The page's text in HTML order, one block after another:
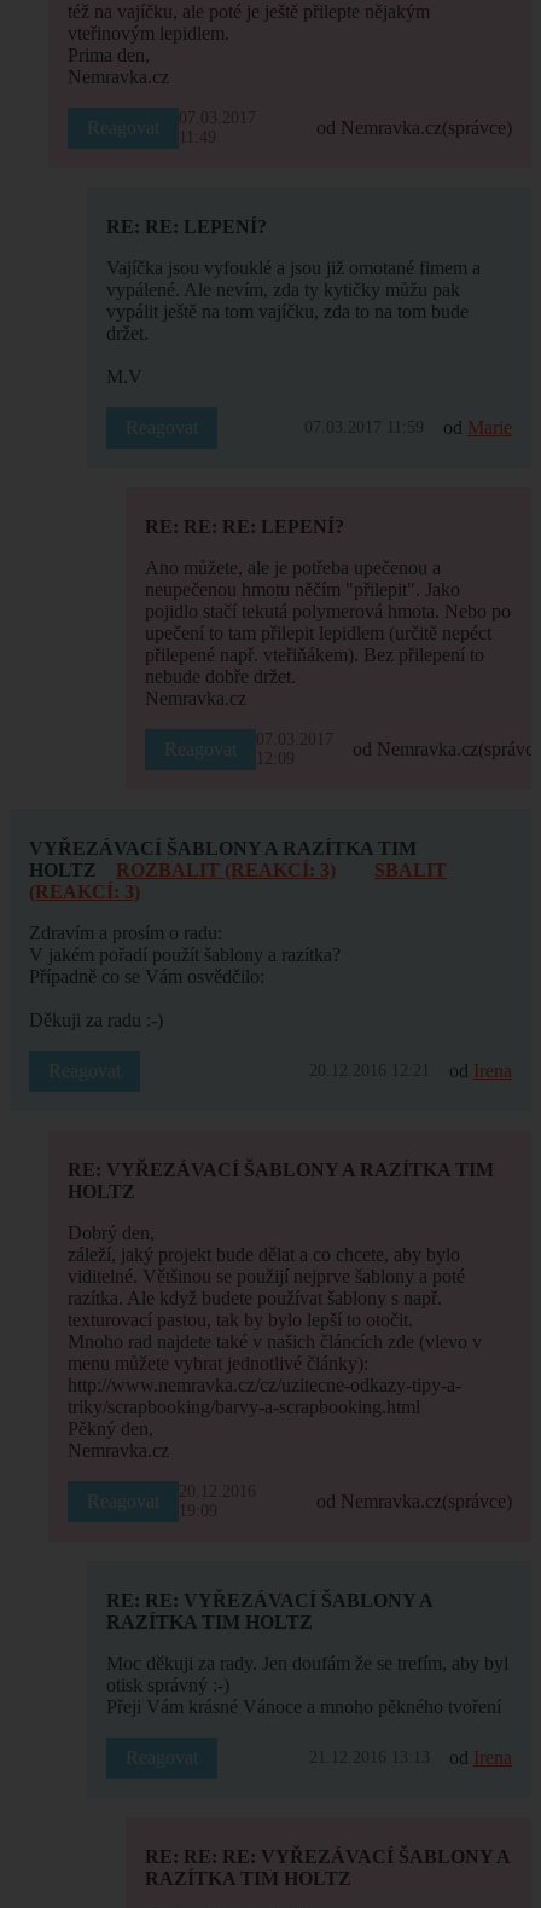
též na vajíčku, ale poté je ještě přilepte nějakým
vteřinovým lepidlem.
Prima den,
Nemravka.cz
Reagovat
07.03.2017
11:49
od Nemravka.cz(správce)
RE: RE: LEPENÍ?
Vajíčka jsou vyfouklé a jsou již omotané fimem a
vypálené. Ale nevím, zda ty kytičky můžu pak
vypálit ještě na tom vajíčku, zda to na tom bude
držet.
M.V
Reagovat 07.03.2017 11:59 od Marie
RE: RE: RE: LEPENÍ?
Ano můžete, ale je potřeba upečenou a
neupečenou hmotu něčím "přilepit". Jako
pojidlo stačí tekutá polymerová hmota. Nebo po
upečení to tam přilepit lepidlem (určitě nepéct
přilepené např. vteřiňákem). Bez přilepení to
nebude dobře držet.
Nemravka.cz
Reagovat
07.03.2017
12:09
od Nemravka.cz
VYŘEZÁVACÍ ŠABLONY A RAZÍTKA TIM
HOLTZ
ROZBALIT (REAKCÍ: 3)
SBALIT
(REAKCÍ: 3)
Zdravím a prosím o radu:
V jakém pořadí použít šablony a razítka?
Případně co se Vám osvědčilo:
Děkuji za radu :-)
Reagovat 20.12.2016 12:21 od Irena
RE: VYŘEZÁVACÍ ŠABLONY A RAZÍTKA TIM
HOLTZ
Dobrý den,
záleží, jaký projekt bude dělat a co chcete, aby bylo
viditelné. Většinou se použijí nejprve šablony a poté
razítka. Ale když budete používat šablony s např.
texturovací pastou, tak by bylo lepší to otočit.
Mnoho rad najdete také v našich článcích zde (vlevo v
menu můžete vybrat jednotlivé články):
http://www.nemravka.cz/cz/uzitecne-odkazy-tipy-a-
triky/scrapbooking/barvy-a-scrapbooking.html
Pěkný den,
Nemravka.cz
Reagovat
20.12.2016
19:09
od Nemravka.cz(správce)
RE: RE: VYŘEZÁVACÍ ŠABLONY A
RAZÍTKA TIM HOLTZ
Moc děkuji za rady. Jen doufám že se trefím, aby byl
otisk správný :-)
Přeji Vám krásné Vánoce a mnoho pěkného tvoření
Reagovat 21.12.2016 13:13 od Irena
RE: RE: RE: VYŘEZÁVACÍ ŠABLONY A
RAZÍTKA TIM HOLTZ